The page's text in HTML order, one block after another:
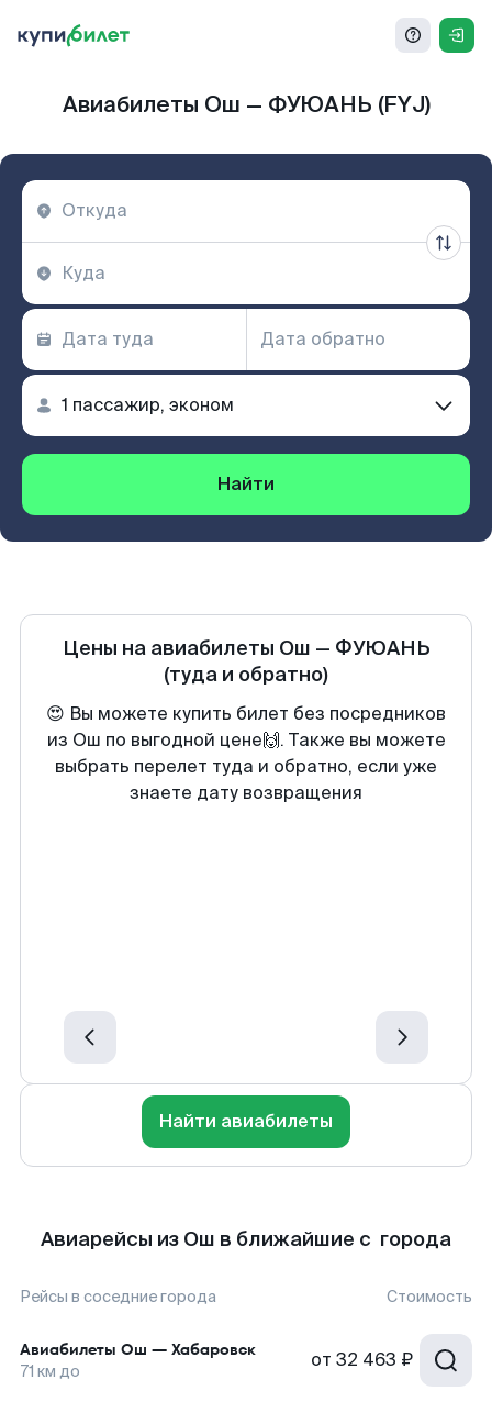
Авиабилеты Ош — ФУЮАНЬ (FYJ)
Найти
Цены на авиабилеты Ош — ФУЮАНЬ
(туда и обратно)
😍 Вы можете купить билет без посредников
из Ош по выгодной цене🙌. Также вы можете
выбрать перелет туда и обратно, если уже
знаете дату возвращения
Найти авиабилеты
Авиарейсы из Ош в ближайшие с города
Рейсы в соседние города Стоимость
Авиабилеты Ош — Хабаровск
71 км до от 32 463 ₽